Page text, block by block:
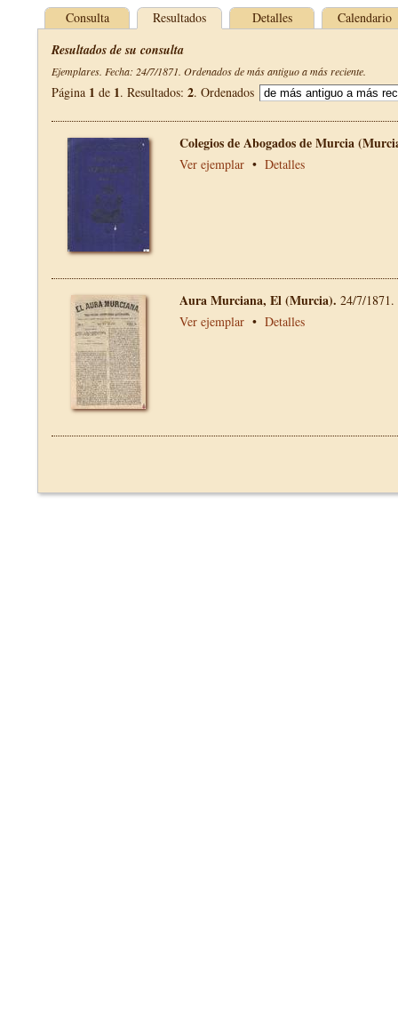
Consulta Resultados Detalles Calendario
Resultados de su consulta
Ejemplares. Fecha: 24/7/1871. Ordenados de más antiguo a más reciente.
Página 1 de 1. Resultados: 2. Ordenados
Colegios de Abogados de Murcia
Ver ejemplar • Detalles
Aura Murciana, El (Murcia). 24/7/1871.
Ver ejemplar • Detalles